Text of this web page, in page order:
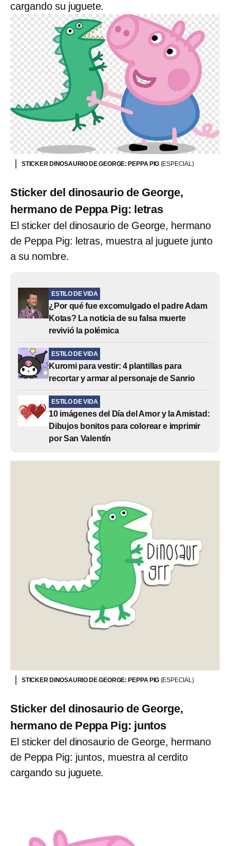
cargando su juguete.
STICKER DINOSAURIO DE GEORGE: PEPPA PIG (ESPECIAL)
Sticker del dinosaurio de George,
hermano de Peppa Pig: letras
El sticker del dinosaurio de George, hermano
de Peppa Pig: letras, muestra al juguete junto
a su nombre.
ESTILO DE VIDA
¿Por qué fue excomulgado el padre Adam
Kotas? La noticia de su falsa muerte
revivió la polémica
ESTILO DE VIDA
Kuromi para vestir: 4 plantillas para
recortar y armar al personaje de Sanrio
ESTILO DE VIDA
10 imágenes del Día del Amor y la Amistad:
Dibujos bonitos para colorear e imprimir
por San Valentín
STICKER DINOSAURIO DE GEORGE: PEPPA PIG (ESPECIAL)
Sticker del dinosaurio de George,
hermano de Peppa Pig: juntos
El sticker del dinosaurio de George, hermano
de Peppa Pig: juntos, muestra al cerdito
cargando su juguete.